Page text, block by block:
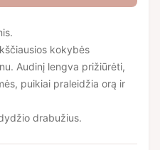
kokybės
Audinį lengva prižiūrėti,
puikiai praleidžia orą ir
drabužius.